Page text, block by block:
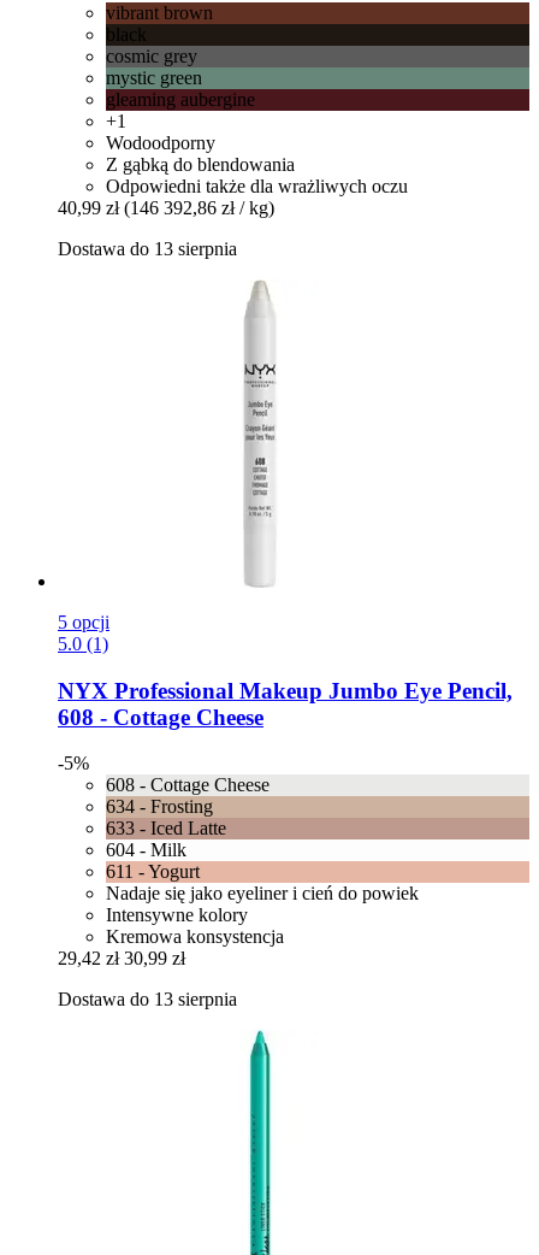
vibrant brown
black
cosmic grey
mystic green
gleaming aubergine
+1
Wodoodporny
Z gąbką do blendowania
Odpowiedni także dla wrażliwych oczu
40,99 zł (146 392,86 zł / kg)
Dostawa do 13 sierpnia
5 opcji
5.0 (1)
NYX Professional Makeup Jumbo Eye Pencil,
608 -​ Cottage Cheese
-5%
608 - Cottage Cheese
634 - Frosting
633 - Iced Latte
604 - Milk
611 - Yogurt
Nadaje się jako eyeliner i cień do powiek
Intensywne kolory
Kremowa konsystencja
29,42 zł 30,99 zł
Dostawa do 13 sierpnia